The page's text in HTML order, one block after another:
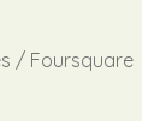
/ Foursquare